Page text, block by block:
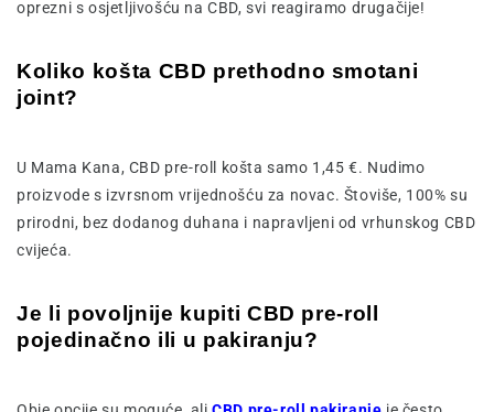
oprezni s osjetljivošću na CBD, svi reagiramo drugačije!
Koliko košta CBD prethodno smotani
joint?
U Mama Kana, CBD pre-roll košta samo 1,45 €. Nudimo
proizvode s izvrsnom vrijednošću za novac. Štoviše, 100% su
prirodni, bez dodanog duhana i napravljeni od vrhunskog CBD
cvijeća.
Je li povoljnije kupiti CBD pre-roll
pojedinačno ili u pakiranju?